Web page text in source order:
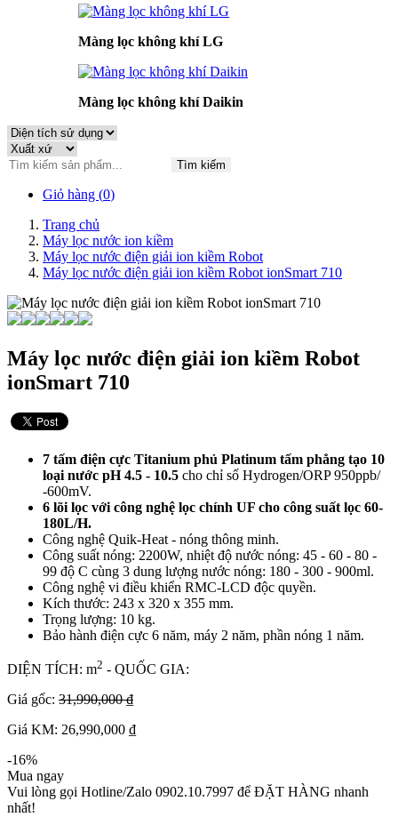
Màng lọc không khí LG
Màng lọc không khí Daikin
Tìm kiếm
Giỏ hàng (0)
Trang chủ
Máy lọc nước ion kiềm
Máy lọc nước điện giải ion kiềm Robot
Máy lọc nước điện giải ion kiềm Robot ionSmart 710
Máy lọc nước điện giải ion kiềm Robot
ionSmart 710
7 tấm điện cực Titanium phủ Platinum tấm phẳng tạo 10
loại nước pH 4.5 - 10.5 cho chỉ số Hydrogen/ORP 950ppb/
-600mV.
6 lõi lọc với công nghệ lọc chính UF cho công suất lọc 60-
180L/H.
Công nghệ Quik-Heat - nóng thông minh.
Công suất nóng: 2200W, nhiệt độ nước nóng: 45 - 60 - 80 -
99 độ C cùng 3 dung lượng nước nóng: 180 - 300 - 900ml.
Công nghệ vi điều khiển RMC-LCD độc quyền.
Kích thước: 243 x 320 x 355 mm.
Trọng lượng: 10 kg.
Bảo hành điện cực 6 năm, máy 2 năm, phần nóng 1 năm.
DIỆN TÍCH: m2 - QUỐC GIA:
Giá gốc: 31,990,000 ₫
Giá KM: 26,990,000 ₫
-16%
Mua ngay
Vui lòng gọi Hotline/Zalo 0902.10.7997 để ĐẶT HÀNG nhanh
nhất!